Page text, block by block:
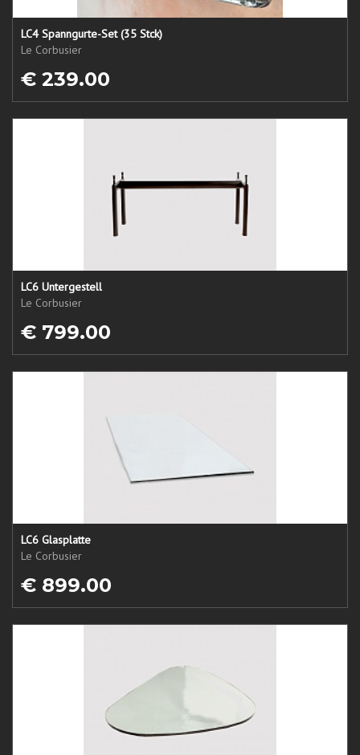
LC4 Spanngurte-Set (35 Stck)
Le Corbusier
€ 239.00
LC6 Untergestell
Le Corbusier
€ 799.00
LC6 Glasplatte
Le Corbusier
€ 899.00